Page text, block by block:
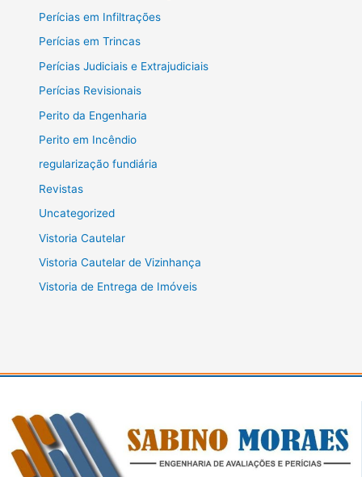
Perícias em Infiltrações
Perícias em Trincas
Perícias Judiciais e Extrajudiciais
Perícias Revisionais
Perito da Engenharia
Perito em Incêndio
regularização fundiária
Revistas
Uncategorized
Vistoria Cautelar
Vistoria Cautelar de Vizinhança
Vistoria de Entrega de Imóveis